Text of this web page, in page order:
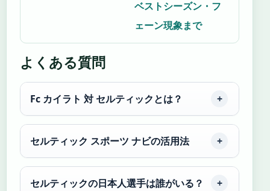
ベストシーズン・フ
ェーン現象まで
よくある質問
Fc カイラト 対 セルティックとは？
セルティック スポーツ ナビの活用法
セルティックの日本人選手は誰がいる？